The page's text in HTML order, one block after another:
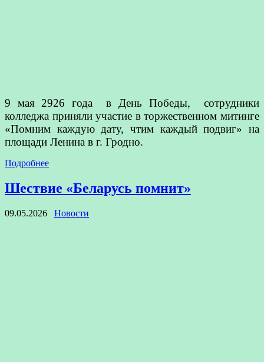
9 мая 2926 года в День Победы, сотрудники
колледжа приняли участие в торжественном митинге
«Помним каждую дату, чтим каждый подвиг» на
площади Ленина в г. Гродно.
Подробнее
Шествие «Беларусь помнит»
09.05.2026 Новости